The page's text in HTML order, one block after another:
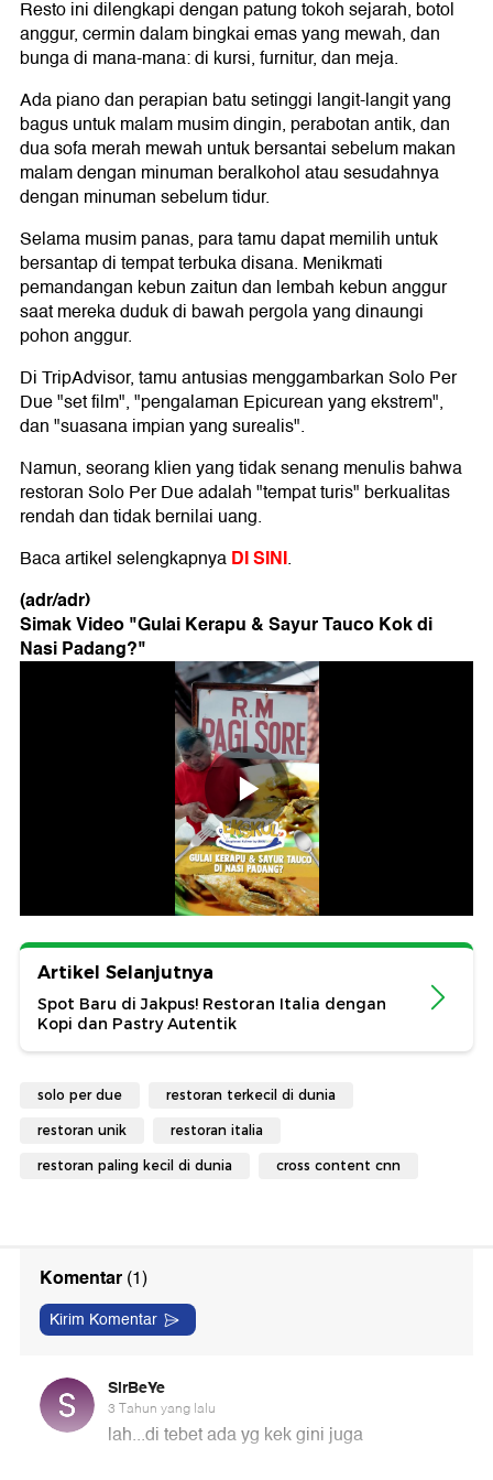
Resto ini dilengkapi dengan patung tokoh sejarah, botol
anggur, cermin dalam bingkai emas yang mewah, dan
bunga di mana-mana: di kursi, furnitur, dan meja.
Ada piano dan perapian batu setinggi langit-langit yang
bagus untuk malam musim dingin, perabotan antik, dan
dua sofa merah mewah untuk bersantai sebelum makan
malam dengan minuman beralkohol atau sesudahnya
dengan minuman sebelum tidur.
Selama musim panas, para tamu dapat memilih untuk
bersantap di tempat terbuka disana. Menikmati
pemandangan kebun zaitun dan lembah kebun anggur
saat mereka duduk di bawah pergola yang dinaungi
pohon anggur.
Di TripAdvisor, tamu antusias menggambarkan Solo Per
Due "set film", "pengalaman Epicurean yang ekstrem",
dan "suasana impian yang surealis".
Namun, seorang klien yang tidak senang menulis bahwa
restoran Solo Per Due adalah "tempat turis" berkualitas
rendah dan tidak bernilai uang.
Baca artikel selengkapnyaDI SINI.
(adr/adr)
Simak Video "Gulai Kerapu & Sayur Tauco Kok di
Nasi Padang?"
Artikel Selanjutnya
Spot Baru di Jakpus! Restoran Italia dengan
Kopi dan Pastry Autentik
solo per due restoran terkecil di dunia
restoran unik restoran italia
restoran paling kecil di dunia cross content cnn